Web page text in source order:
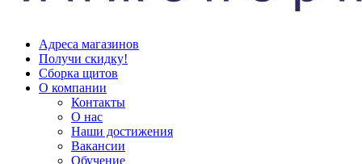
Адреса магазинов
Получи скидку!
Сборка щитов
О компании
Контакты
О нас
Наши достижения
Вакансии
Обучение